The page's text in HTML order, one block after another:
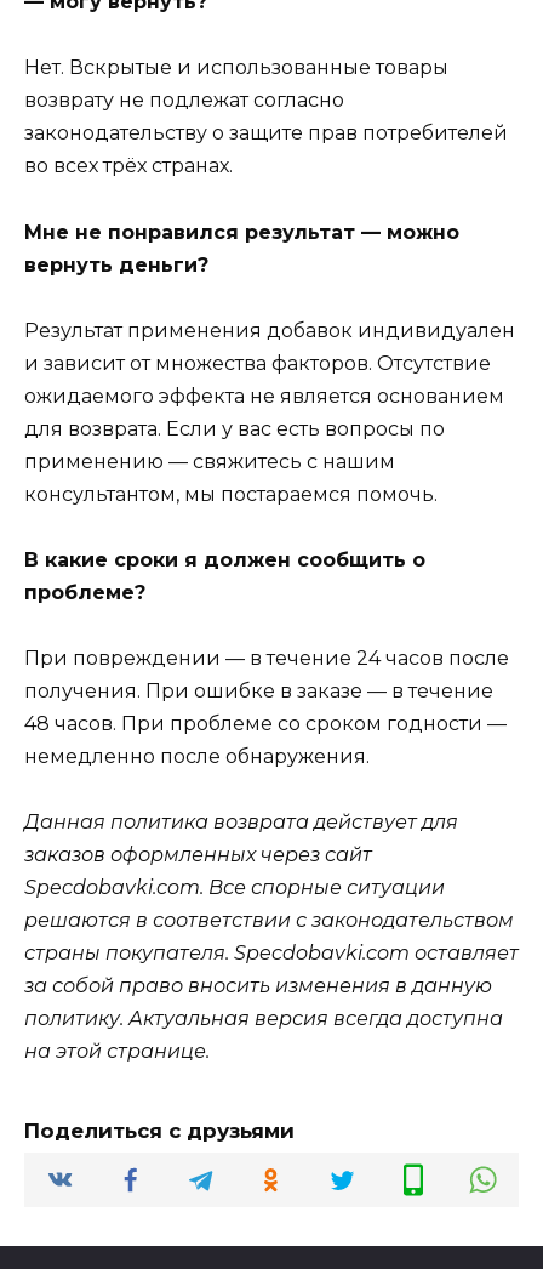
Нет. Вскрытые и использованные товары
возврату не подлежат согласно
законодательству о защите прав потребителей
во всех трёх странах.
Мне не понравился результат — можно
вернуть деньги?
Результат применения добавок индивидуален
и зависит от множества факторов. Отсутствие
ожидаемого эффекта не является основанием
для возврата. Если у вас есть вопросы по
применению — свяжитесь с нашим
консультантом, мы постараемся помочь.
В какие сроки я должен сообщить о
проблеме?
При повреждении — в течение 24 часов после
получения. При ошибке в заказе — в течение
48 часов. При проблеме со сроком годности —
немедленно после обнаружения.
Данная политика возврата действует для
заказов оформленных через сайт
Specdobavki.com. Все спорные ситуации
решаются в соответствии с законодательством
страны покупателя. Specdobavki.com оставляет
за собой право вносить изменения в данную
политику. Актуальная версия всегда доступна
на этой странице.
Поделиться с друзьями